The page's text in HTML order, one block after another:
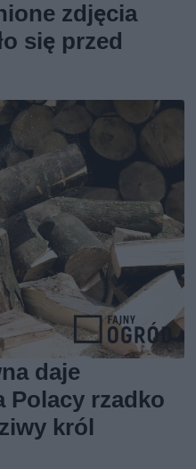
zdjęcia
się przed
daje
Polacy rzadko
król